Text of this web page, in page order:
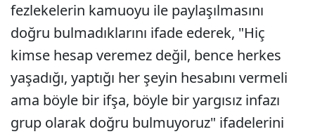
fezlekelerin kamuoyu ile paylaşılmasını
doğru bulmadıklarını ifade ederek, "Hiç
kimse hesap veremez değil, bence herkes
yaşadığı, yaptığı her şeyin hesabını vermeli
ama böyle bir ifşa, böyle bir yargısız infazı
grup olarak doğru bulmuyoruz" ifadelerini